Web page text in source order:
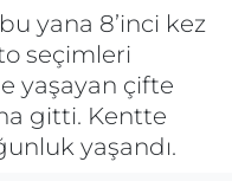
yana 8’inci kez
seçimleri
yaşayan çifte
gitti. Kentte
yaşandı.